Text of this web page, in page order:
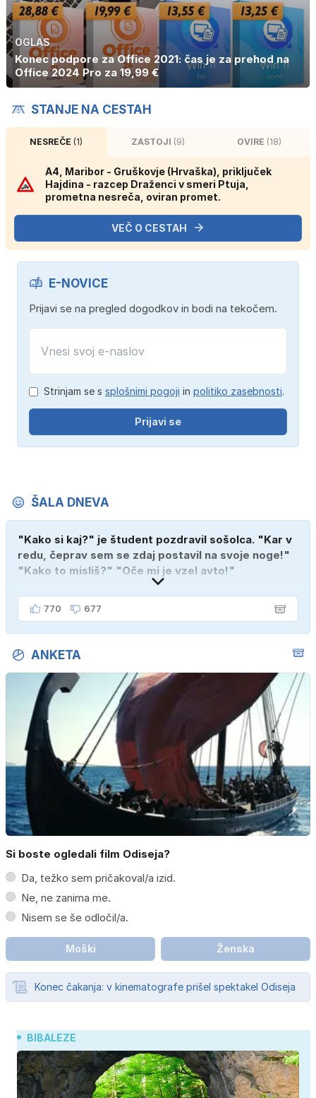
OGLAS
Konec podpore za Office 2021: čas je za prehod na
Office 2024 Pro za 19,99 €
STANJE NA CESTAH
NESREČE(1) ZASTOJI (9) OVIRE (18)
A4, Maribor - Gruškovje (Hrvaška), priključek
Hajdina - razcep Draženci v smeri Ptuja,
prometna nesreča, oviran promet.
VEČ O CESTAH
E-NOVICE
Prijavi se na pregled dogodkov in bodi na tekočem.
Strinjam se s splošnimi pogoji in politiko zasebnosti.
Prijavi se
ŠALA DNEVA
"Kako si kaj?" je študent pozdravil sošolca. "Kar v
redu, čeprav sem se zdaj postavil na svoje noge!"
"Kako to misliš?" "Oče mi je vzel avto!"
770 677
ANKETA
Si boste ogledali film Odiseja?
Da, težko sem pričakoval/a izid.
Ne, ne zanima me.
Nisem se še odločil/a.
Moški Ženska
Konec čakanja: v kinematografe prišel spektakel Odiseja
BIBALEZE